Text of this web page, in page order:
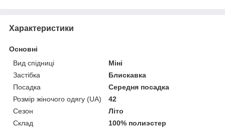
Характеристики
Основні
Вид спідниці
Міні
Застібка
Блискавка
Посадка
Середня посадка
Розмір жіночого одягу (UA)
42
Сезон
Літо
Склад
100% полиэстер